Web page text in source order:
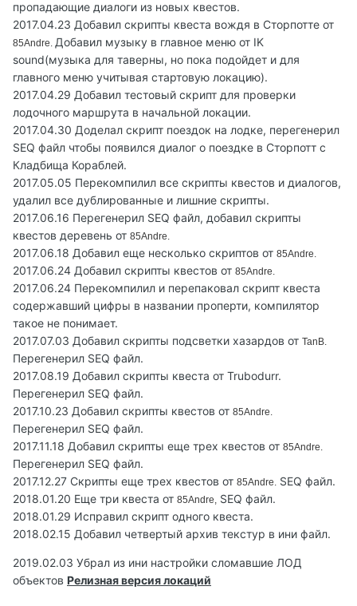
пропадающие диалоги из новых квестов.
2017.04.23 Добавил скрипты квеста вождя в Сторпотте от
85Andre. Добавил музыку в главное меню от IK
sound(музыка для таверны, но пока подойдет и для
главного меню учитывая стартовую локацию).
2017.04.29 Добавил тестовый скрипт для проверки
лодочного маршрута в начальной локации.
2017.04.30 Доделал скрипт поездок на лодке, перегенерил
SEQ файл чтобы появился диалог о поездке в Сторпотт с
Кладбища Кораблей.
2017.05.05 Перекомпилил все скрипты квестов и диалогов,
удалил все дублированные и лишние скрипты.
2017.06.16 Перегенерил SEQ файл, добавил скрипты
квестов деревень от 85Andre.
2017.06.18 Добавил еще несколько скриптов от 85Andre.
2017.06.24 Добавил скрипты квестов от 85Andre.
2017.06.24 Перекомпилил и перепаковал скрипт квеста
содержавший цифры в названии проперти, компилятор
такое не понимает.
2017.07.03 Добавил скрипты подсветки хазардов от TanB.
Перегенерил SEQ файл.
2017.08.19 Добавил скрипты квеста от Trubodurr.
Перегенерил SEQ файл.
2017.10.23 Добавил скрипты квестов от 85Andre.
Перегенерил SEQ файл.
2017.11.18 Добавил скрипты еще трех квестов от 85Andre.
Перегенерил SEQ файл.
2017.12.27 Скрипты еще трех квестов от 85Andre. SEQ файл.
2018.01.20 Еще три квеста от 85Andre, SEQ файл.
2018.01.29 Исправил скрипт одного квеста.
2018.02.15 Добавил четвертый архив текстур в ини файл.
2019.02.03 Убрал из ини настройки сломавшие ЛОД
объектов Релизная версия локаций